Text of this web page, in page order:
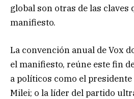
global son otras de las claves
manifiesto.
La convención anual de Vox
el manifiesto, reúne este fin
a políticos como el
Milei; o la líder del partido